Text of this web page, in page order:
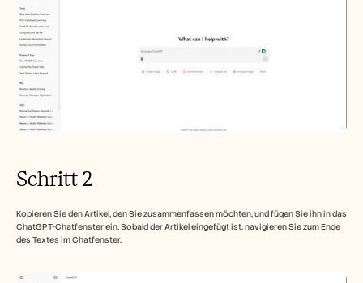
Schritt 2
Kopieren Sie den Artikel, den Sie zusammenfassen möchten, und fügen Sie ihn in das
ChatGPT-Chatfenster ein. Sobald der Artikel eingefügt ist, navigieren Sie zum Ende
des Textes im Chatfenster.